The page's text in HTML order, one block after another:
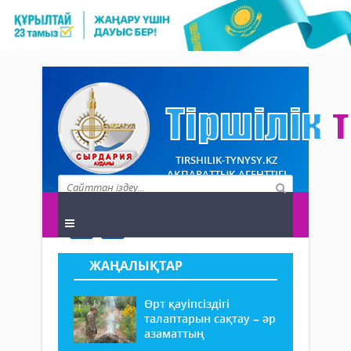
TIRSHILIK-TYNYSY.KZ
АҚПАРАТТЫҚ АГЕНТТІГІ
ЖАҢАЛЫҚТАР
Өрт қауіпсіздігі
талаптарын сақтау – әр
азаматтың